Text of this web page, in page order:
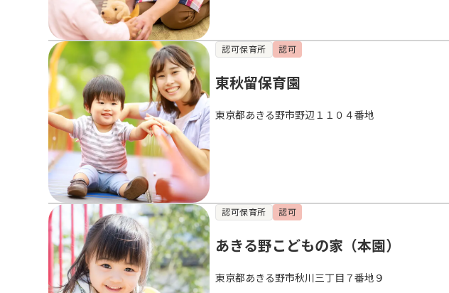
認可保育所 認可
東秋留保育園
東京都あきる野市野辺１１０４番地
認可保育所 認可
あきる野こどもの家（本園）
東京都あきる野市秋川三丁目７番地９